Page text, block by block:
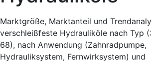
Marktgröße, Marktanteil und
verschleißfeste Hydrauliköle nach Typ
68), nach Anwendung (Zahnradpumpe,
Hydrauliksystem, Fernwirksystem) und